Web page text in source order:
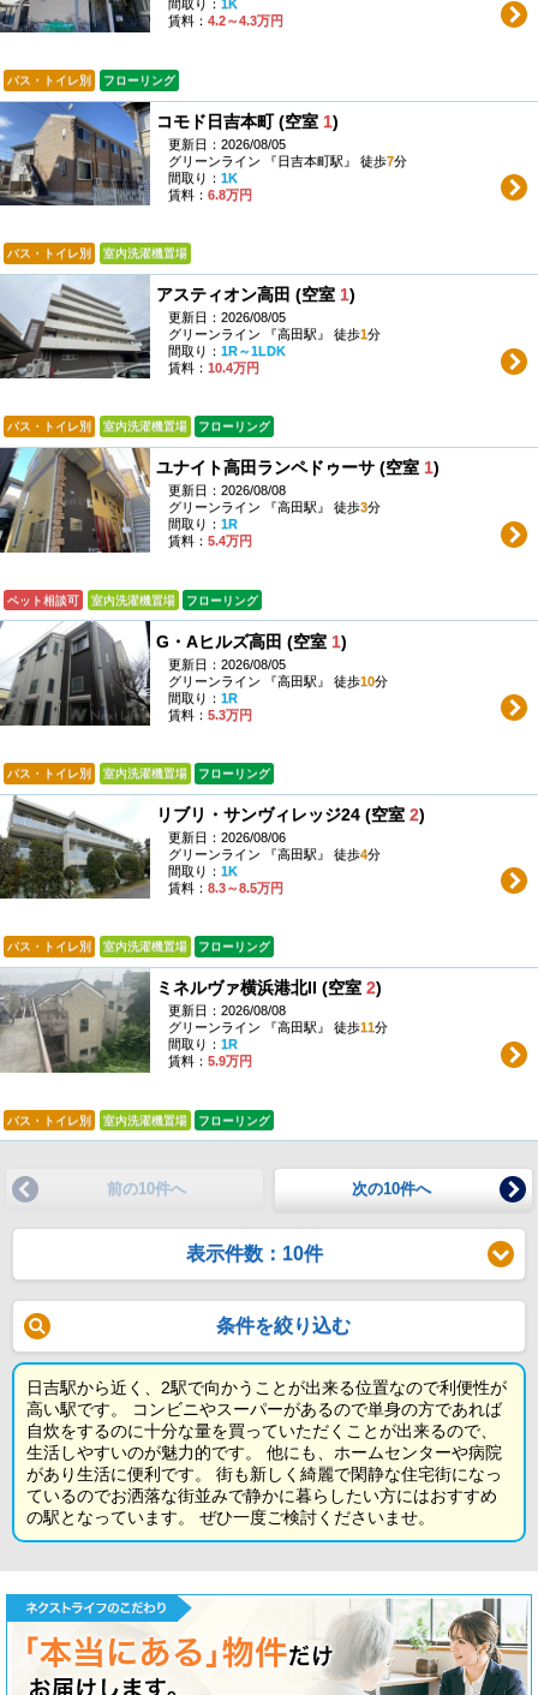
間取り： 1K
賃料： 4.2～4.3万円
バス・トイレ別 フローリング
コモド日吉本町 (空室 1)
更新日：2026/08/05
グリーンライン 『日吉本町駅』 徒歩7分
間取り： 1K
賃料： 6.8万円
バス・トイレ別 室内洗濯機置場
アスティオン高田 (空室 1)
更新日：2026/08/05
グリーンライン 『高田駅』 徒歩1分
間取り： 1R～1LDK
賃料： 10.4万円
バス・トイレ別 室内洗濯機置場 フローリング
ユナイト高田ランペドゥーサ (空室 1)
更新日：2026/08/08
グリーンライン 『高田駅』 徒歩3分
間取り： 1R
賃料： 5.4万円
ペット相談可 室内洗濯機置場 フローリング
G・Aヒルズ高田 (空室 1)
更新日：2026/08/05
グリーンライン 『高田駅』 徒歩10分
間取り： 1R
賃料： 5.3万円
バス・トイレ別 室内洗濯機置場 フローリング
リブリ・サンヴィレッジ24 (空室 2)
更新日：2026/08/06
グリーンライン 『高田駅』 徒歩4分
間取り： 1K
賃料： 8.3～8.5万円
バス・トイレ別 室内洗濯機置場 フローリング
ミネルヴァ横浜港北II (空室 2)
更新日：2026/08/08
グリーンライン 『高田駅』 徒歩11分
間取り： 1R
賃料： 5.9万円
バス・トイレ別 室内洗濯機置場 フローリング
前の10件へ 次の10件へ
表示件数：10件
条件を絞り込む
日吉駅から近く、2駅で向かうことが出来る位置なので利便性が
高い駅です。 コンビニやスーパーがあるので単身の方であれば
自炊をするのに十分な量を買っていただくことが出来るので、
生活しやすいのが魅力的です。 他にも、ホームセンターや病院
があり生活に便利です。 街も新しく綺麗で閑静な住宅街になっ
ているのでお洒落な街並みで静かに暮らしたい方にはおすすめ
の駅となっています。 ぜひ一度ご検討くださいませ。